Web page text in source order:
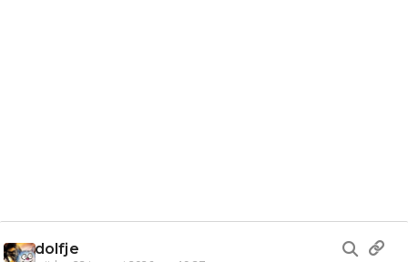
dolfje